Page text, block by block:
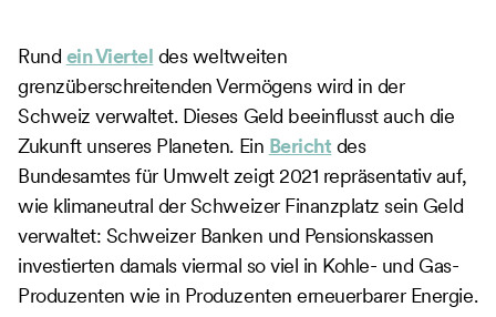
Rund ein Viertel des weltweiten
grenzüberschreitenden Vermögens wird in der
Schweiz verwaltet. Dieses Geld beeinflusst auch die
Zukunft unseres Planeten. Ein Bericht des
Bundesamtes für Umwelt zeigt 2021 repräsentativ auf,
wie klimaneutral der Schweizer Finanzplatz sein Geld
verwaltet: Schweizer Banken und Pensionskassen
investierten damals viermal so viel in Kohle- und Gas-
Produzenten wie in Produzenten erneuerbarer Energie.